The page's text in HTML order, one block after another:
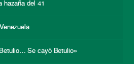
hazaña del 41
Se cayó Betulio»